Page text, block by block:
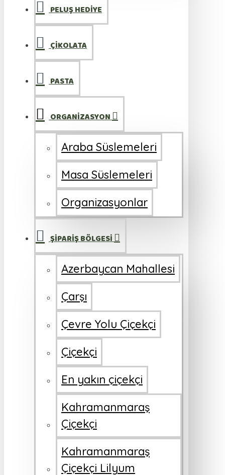
PELUŞ HEDİYE
ÇİKOLATA
PASTA
ORGANİZASYON
Araba Süslemeleri
Masa Süslemeleri
Organizasyonlar
ŞİPARİŞ BÖLGESİ
Azerbaycan Mahallesi
Çarşı
Çevre Yolu Çiçekçi
Çiçekçi
En yakın çiçekçi
Kahramanmaraş
Çiçekçi
Kahramanmaraş
Çiçekçi Lilyum